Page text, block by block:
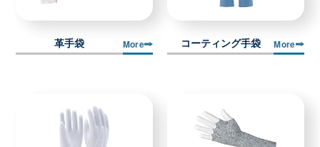
革手袋 More コーティング手袋 More